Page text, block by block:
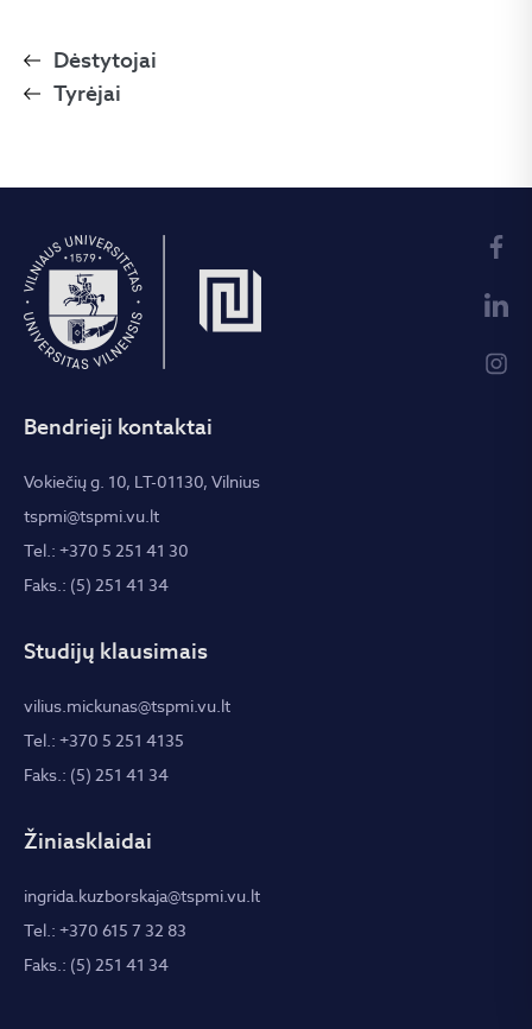
Dėstytojai
Tyrėjai
Bendrieji kontaktai
Vokiečių g. 10, LT-01130, Vilnius
tspmi@tspmi.vu.lt
Tel.: +370 5 251 41 30
Faks.: (5) 251 41 34
Studijų klausimais
vilius.mickunas@tspmi.vu.lt
Tel.: +370 5 251 4135
Faks.: (5) 251 41 34
Žiniasklaidai
ingrida.kuzborskaja@tspmi.vu.lt
Tel.: +370 615 7 32 83
Faks.: (5) 251 41 34